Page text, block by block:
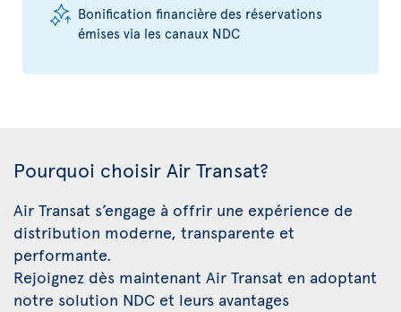
Bonification financière des réservations
émises via les canaux NDC
Pourquoi choisir Air Transat?
Air Transat s’engage à offrir une expérience de
distribution moderne, transparente et
performante.
Rejoignez dès maintenant Air Transat en adoptant
notre solution NDC et leurs avantages